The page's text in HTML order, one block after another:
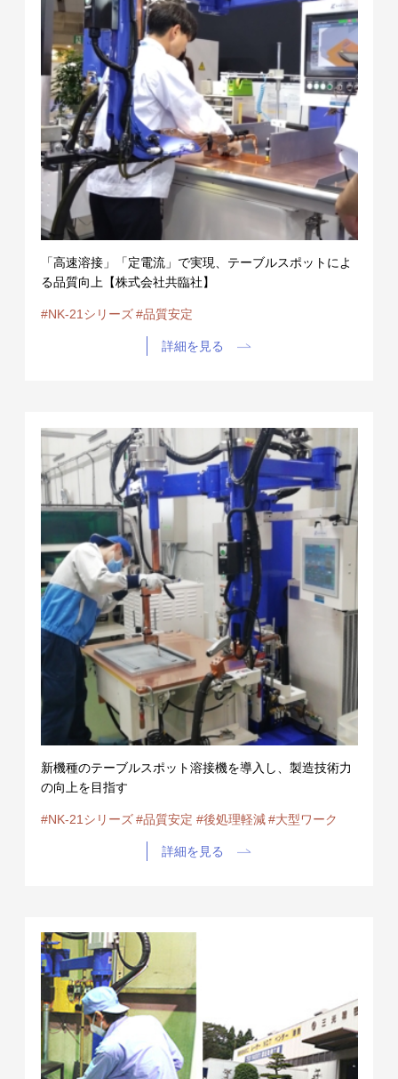
「高速溶接」「定電流」で実現、テーブルスポットによ
る品質向上【株式会社共臨社】
#NK-21シリーズ #品質安定
詳細を見る
新機種のテーブルスポット溶接機を導入し、製造技術力
の向上を目指す
#NK-21シリーズ #品質安定 #後処理軽減 #大型ワーク
詳細を見る